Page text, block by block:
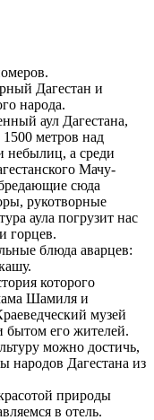
Дагестан и
народа.
аул Дагестана,
метров над
небылиц, а среди
Мачу-
сюда
рукотворные
аула погрузит нас
горцев.
блюда аварцев:
которого
Шамиля и
музей
бытом его жителей.
можно достичь,
народов Дагестана из
природы
в отель.